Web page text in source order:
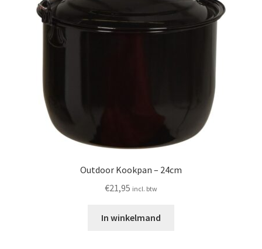
Outdoor Kookpan – 24cm
€21,95 incl. btw
In winkelmand